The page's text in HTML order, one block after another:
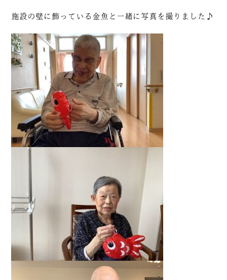
施設の壁に飾っている金魚と一緒に写真を撮りました♪